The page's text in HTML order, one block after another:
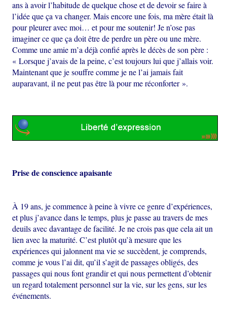
ans à avoir l’habitude de quelque chose et de devoir se faire à
l’idée que ça va changer. Mais encore une fois, ma mère était là
pour pleurer avec moi… et pour me soutenir! Je n’ose pas
imaginer ce que ça doit être de perdre un père ou une mère.
Comme une amie m’a déjà confié après le décès de son père :
« Lorsque j’avais de la peine, c’est toujours lui que j’allais voir.
Maintenant que je souffre comme je ne l’ai jamais fait
auparavant, il ne peut pas être là pour me réconforter ».
Prise de conscience apaisante
À 19 ans, je commence à peine à vivre ce genre d’expériences,
et plus j’avance dans le temps, plus je passe au travers de mes
deuils avec davantage de facilité. Je ne crois pas que cela ait un
lien avec la maturité. C’est plutôt qu’à mesure que les
expériences qui jalonnent ma vie se succèdent, je comprends,
comme je vous l’ai dit, qu’il s’agit de passages obligés, des
passages qui nous font grandir et qui nous permettent d’obtenir
un regard totalement personnel sur la vie, sur les gens, sur les
événements.